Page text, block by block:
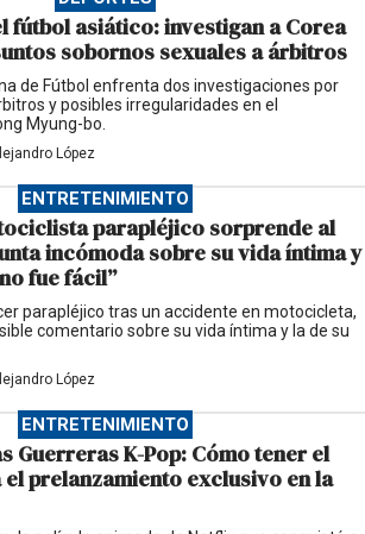
fútbol asiático: investigan a Corea
sobornos sexuales a árbitros
de Fútbol enfrenta dos investigaciones por
y posibles irregularidades en el
Myung-bo.
López
ENTRETENIMIENTO
parapléjico sorprende al
incómoda sobre su vida íntima y
fue fácil”
parapléjico tras un accidente en motocicleta,
comentario sobre su vida íntima y la de su
López
ENTRETENIMIENTO
Guerreras K-Pop: Cómo tener el
el prelanzamiento exclusivo en la